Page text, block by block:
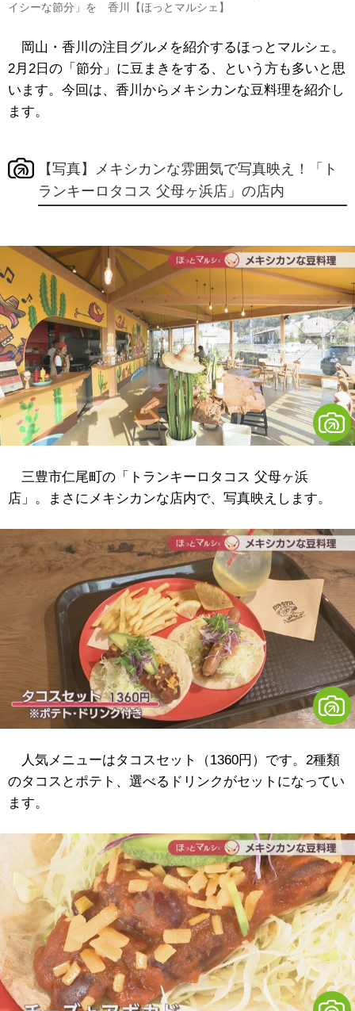
イシーな節分」を 香川【ほっとマルシェ】
岡山・香川の注目グルメを紹介するほっとマルシェ。
2月2日の「節分」に豆まきをする、という方も多いと思
います。今回は、香川からメキシカンな豆料理を紹介し
ます。
【写真】メキシカンな雰囲気で写真映え！「ト
ランキーロタコス 父母ヶ浜店」の店内
三豊市仁尾町の「トランキーロタコス 父母ヶ浜
店」。まさにメキシカンな店内で、写真映えします。
人気メニューはタコスセット（1360円）です。2種類
のタコスとポテト、選べるドリンクがセットになってい
ます。